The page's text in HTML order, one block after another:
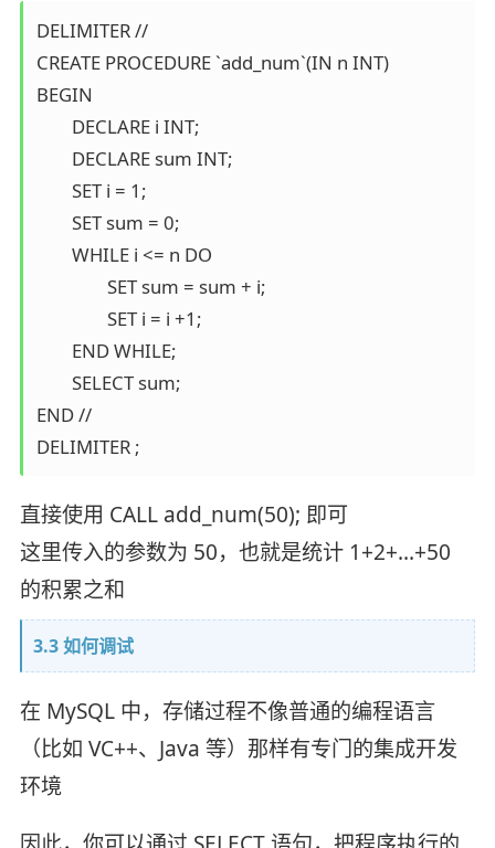
DELIMITER //
CREATE PROCEDURE `add_num`(IN n INT)
BEGIN
END //
DELIMITER ;
直接使用 CALL add_num(50); 即可
这里传入的参数为 50，也就是统计 1+2+…+50
的积累之和
3.3 如何调试
在 MySQL 中，存储过程不像普通的编程语言
（比如 VC++、Java 等）那样有专门的集成开发
环境